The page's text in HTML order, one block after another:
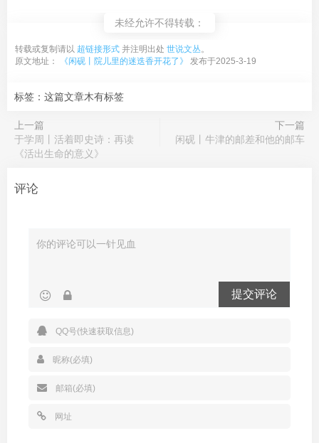
未经允许不得转载：
转载或复制请以 超链接形式 并注明出处 世说文丛。
原文地址：
《闲砚丨院儿里的迷迭香开花了》 发布于2025-3-19
标签：这篇文章木有标签
上一篇
于学周丨活着即史诗：再读
《活出生命的意义》
下一篇
闲砚丨牛津的邮差和他的邮车
评论
提交评论